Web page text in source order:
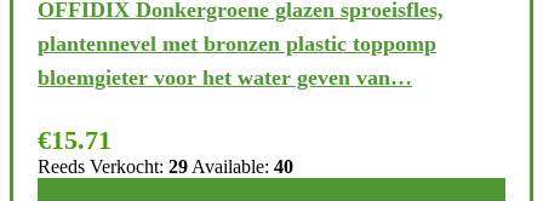
OFFIDIX Donkergroene glazen sproeisfles,
plantennevel met bronzen plastic toppomp
bloemgieter voor het water geven van…
€15.71
Reeds Verkocht: 29 Available: 40